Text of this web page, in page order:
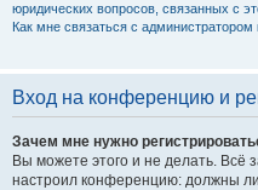
юридических вопросов, связанных с
Как мне связаться с
Вход на конференцию и
Зачем мне нужно
Вы можете этого и не делать. Всё
настроил конференцию: должны